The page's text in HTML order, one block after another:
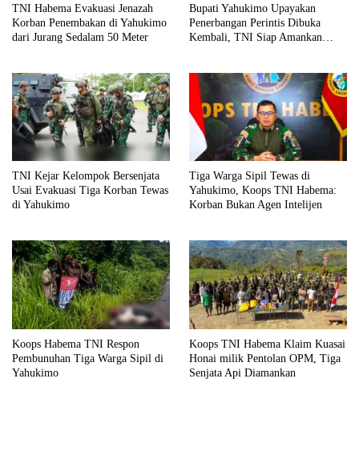
TNI Habema Evakuasi Jenazah
Korban Penembakan di Yahukimo
dari Jurang Sedalam 50 Meter
Bupati Yahukimo Upayakan
Penerbangan Perintis Dibuka
Kembali, TNI Siap Amankan
TNI Kejar Kelompok Bersenjata
Usai Evakuasi Tiga Korban Tewas
di Yahukimo
Tiga Warga Sipil Tewas di
Yahukimo, Koops TNI Habema:
Korban Bukan Agen Intelijen
Koops Habema TNI Respon
Pembunuhan Tiga Warga Sipil di
Yahukimo
Koops TNI Habema Klaim Kuasai
Honai milik Pentolan OPM, Tiga
Senjata Api Diamankan